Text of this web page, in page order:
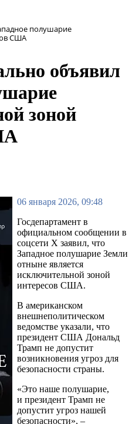
полушарие
США
объявил
зоной
06 января 2026, 09:48
Госдепартамент в
официальном сообщении в
соцсети X заявил, что
Западное полушарие Земли
отныне является
исключительной зоной
интересов США.
В американском
внешнеполитическом
ведомстве указали, что
президент США Дональд
Трамп не допустит
возникновения угроз для
безопасности страны.
«Это наше полушарие,
и президент Трамп не
допустит угроз нашей
безопасности», –